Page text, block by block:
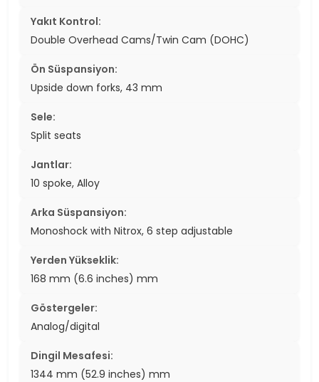
Yakıt Kontrol:
Double Overhead Cams/Twin Cam (DOHC)
Ön Süspansiyon:
Upside down forks, 43 mm
Sele:
Split seats
Jantlar:
10 spoke, Alloy
Arka Süspansiyon:
Monoshock with Nitrox, 6 step adjustable
Yerden Yükseklik:
168 mm (6.6 inches) mm
Göstergeler:
Analog/digital
Dingil Mesafesi:
1344 mm (52.9 inches) mm